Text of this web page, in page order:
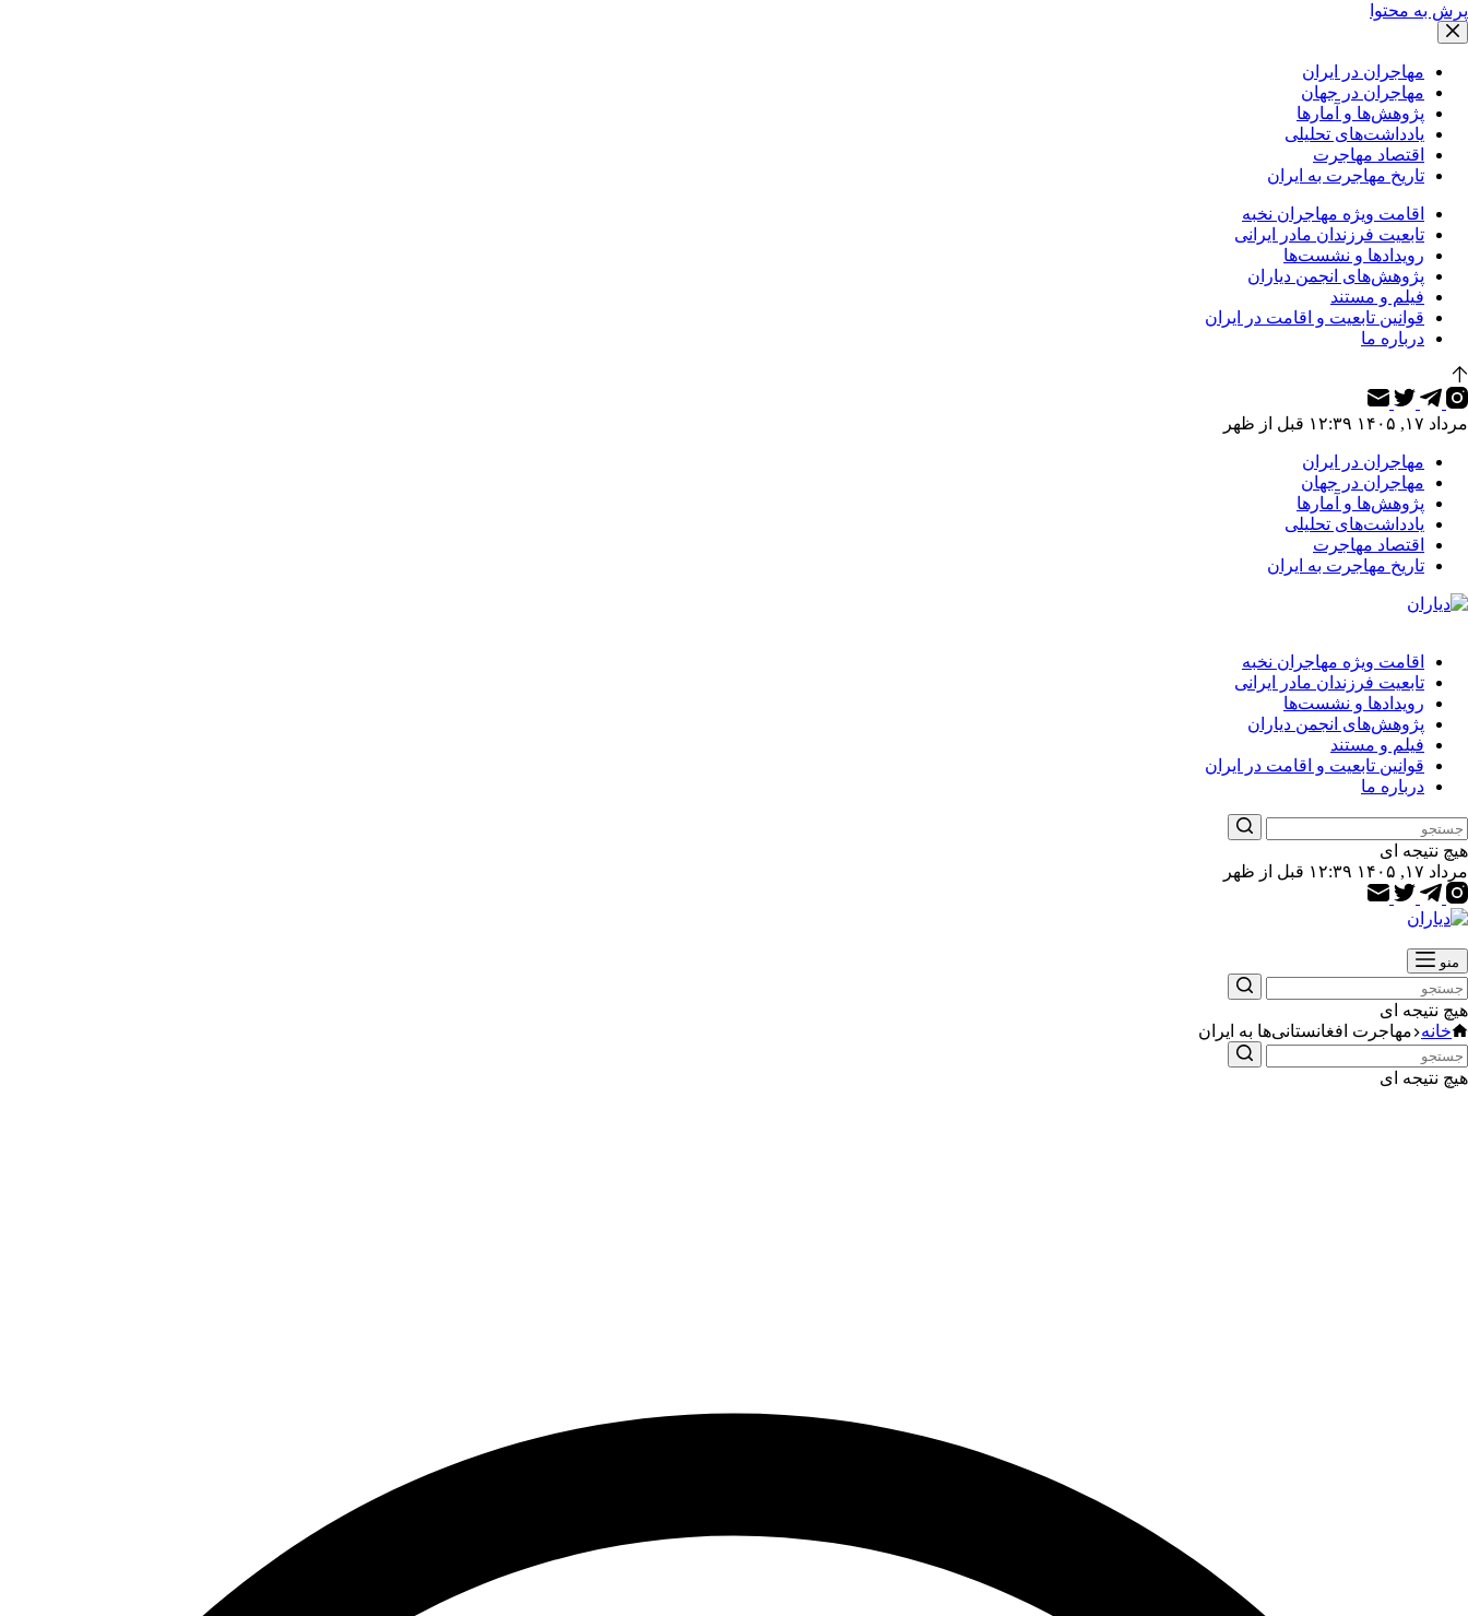
پرش به محتوا
مهاجران در ایران
مهاجران در جهان
پژوهش‌ها و آمارها
یادداشت‌های تحلیلی
اقتصاد مهاجرت
تاریخ مهاجرت به ایران
اقامت ویژه مهاجران نخبه
تابعیت فرزندان مادر ایرانی
رویدادها و نشست‌ها
پژوهش‌های انجمن دیاران
فیلم و مستند
قوانین تابعیت و اقامت در ایران
درباره ما
مرداد ۱۷, ۱۴۰۵ ۱۲:۳۹ قبل از ظهر
مهاجران در ایران
مهاجران در جهان
پژوهش‌ها و آمارها
یادداشت‌های تحلیلی
اقتصاد مهاجرت
تاریخ مهاجرت به ایران
اقامت ویژه مهاجران نخبه
تابعیت فرزندان مادر ایرانی
رویدادها و نشست‌ها
پژوهش‌های انجمن دیاران
فیلم و مستند
قوانین تابعیت و اقامت در ایران
درباره ما
هیچ نتیجه ای
مرداد ۱۷, ۱۴۰۵ ۱۲:۳۹ قبل از ظهر
منو
هیچ نتیجه ای
خانه مهاجرت افغانستانی‌ها به ایران
هیچ نتیجه ای